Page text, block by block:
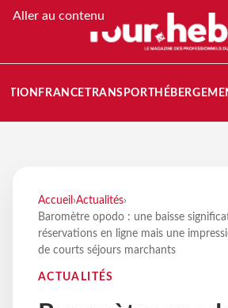
Aller au contenu
FRANCETRANSPORT
Accueil ›Actualités›
Baromètre opodo : une baisse
réservations en ligne mais une
de courts séjours marchants
ACTUALITÉS